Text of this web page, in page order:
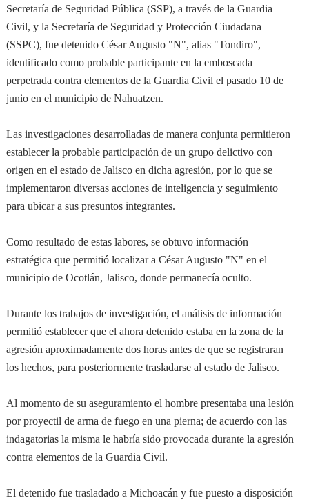
Secretaría de Seguridad Pública (SSP), a través de la Guardia
Civil, y la Secretaría de Seguridad y Protección Ciudadana
(SSPC), fue detenido César Augusto "N", alias "Tondiro",
identificado como probable participante en la emboscada
perpetrada contra elementos de la Guardia Civil el pasado 10 de
junio en el municipio de Nahuatzen.
Las investigaciones desarrolladas de manera conjunta permitieron
establecer la probable participación de un grupo delictivo con
origen en el estado de Jalisco en dicha agresión, por lo que se
implementaron diversas acciones de inteligencia y seguimiento
para ubicar a sus presuntos integrantes.
Como resultado de estas labores, se obtuvo información
estratégica que permitió localizar a César Augusto "N" en el
municipio de Ocotlán, Jalisco, donde permanecía oculto.
Durante los trabajos de investigación, el análisis de información
permitió establecer que el ahora detenido estaba en la zona de la
agresión aproximadamente dos horas antes de que se registraran
los hechos, para posteriormente trasladarse al estado de Jalisco.
Al momento de su aseguramiento el hombre presentaba una lesión
por proyectil de arma de fuego en una pierna; de acuerdo con las
indagatorias la misma le habría sido provocada durante la agresión
contra elementos de la Guardia Civil.
El detenido fue trasladado a Michoacán y fue puesto a disposición